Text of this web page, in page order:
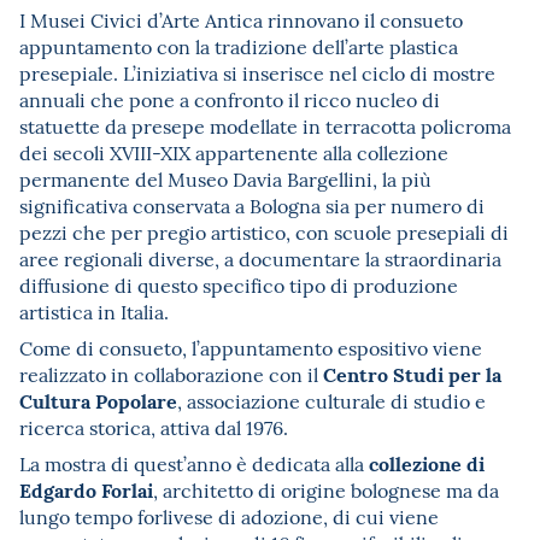
I Musei Civici d’Arte Antica rinnovano il consueto
appuntamento con la tradizione dell’arte plastica
presepiale. L’iniziativa si inserisce nel ciclo di mostre
annuali che pone a confronto il ricco nucleo di
statuette da presepe modellate in terracotta policroma
dei secoli XVIII-XIX appartenente alla collezione
permanente del Museo Davia Bargellini, la più
significativa conservata a Bologna sia per numero di
pezzi che per pregio artistico, con scuole presepiali di
aree regionali diverse, a documentare la straordinaria
diffusione di questo specifico tipo di produzione
artistica in Italia.
Come di consueto, l’appuntamento espositivo viene
realizzato in collaborazione con il Centro Studi per la
Cultura Popolare, associazione culturale di studio e
ricerca storica, attiva dal 1976.
La mostra di quest’anno è dedicata alla collezione di
Edgardo Forlai, architetto di origine bolognese ma da
lungo tempo forlivese di adozione, di cui viene